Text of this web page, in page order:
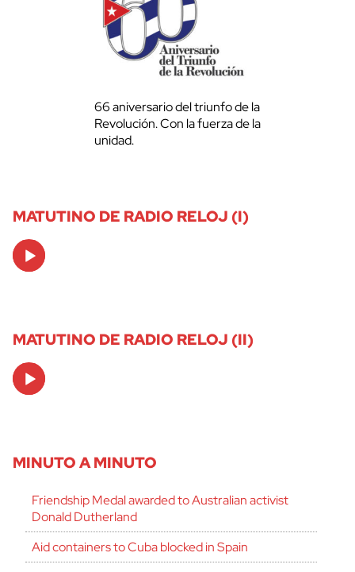
66 aniversario del triunfo de la
Revolución. Con la fuerza de la
unidad.
MATUTINO DE RADIO RELOJ (I)
Audio
Player
MATUTINO DE RADIO RELOJ (II)
Audio
Player
MINUTO A MINUTO
Friendship Medal awarded to Australian activist
Donald Dutherland
Aid containers to Cuba blocked in Spain